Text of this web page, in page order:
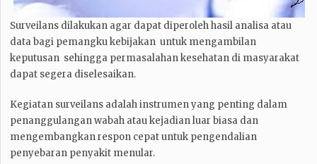
Surveilans dilakukan agar dapat diperoleh hasil analisa atau
data bagi pemangku kebijakan untuk mengambilan
keputusan sehingga permasalahan kesehatan di masyarakat
dapat segera diselesaikan.
Kegiatan surveilans adalah instrumen yang penting dalam
penanggulangan wabah atau kejadian luar biasa dan
mengembangkan respon cepat untuk pengendalian
penyebaran penyakit menular.